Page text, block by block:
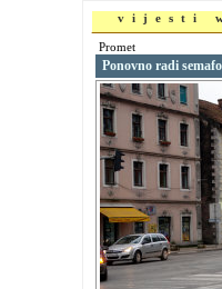
vijesti
Promet
Ponovno radi